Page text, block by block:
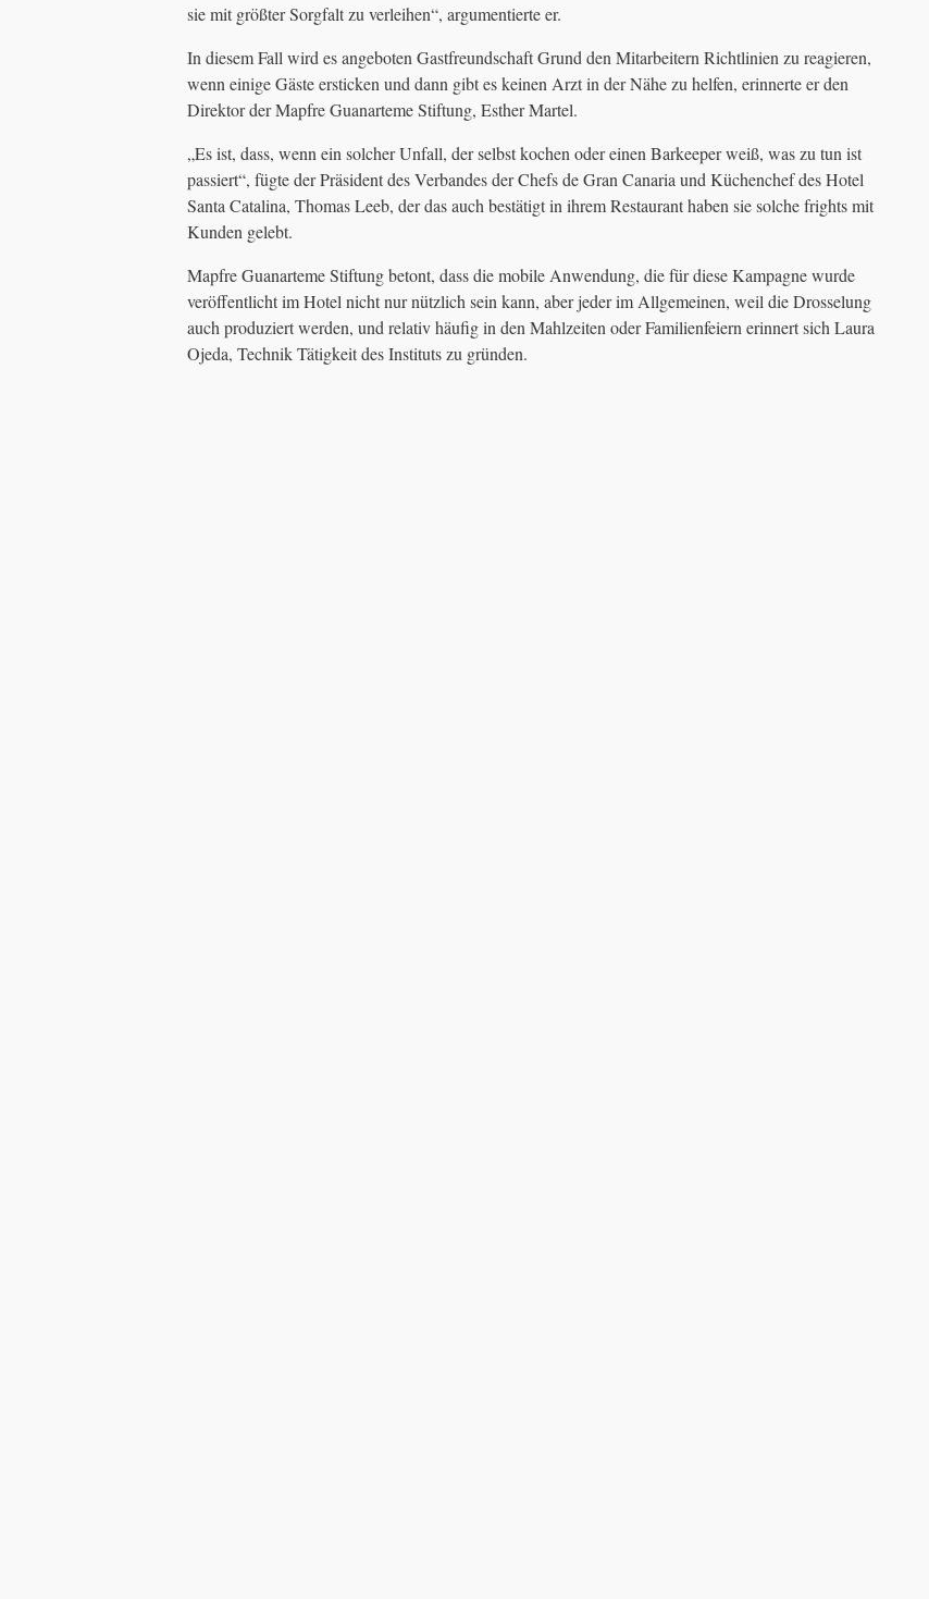
sie mit größter Sorgfalt zu verleihen“, argumentierte er.
In diesem Fall wird es angeboten Gastfreundschaft Grund den Mitarbeitern Richtlinien zu reagieren,
wenn einige Gäste ersticken und dann gibt es keinen Arzt in der Nähe zu helfen, erinnerte er den
Direktor der Mapfre Guanarteme Stiftung, Esther Martel.
„Es ist, dass, wenn ein solcher Unfall, der selbst kochen oder einen Barkeeper weiß, was zu tun ist
passiert“, fügte der Präsident des Verbandes der Chefs de Gran Canaria und Küchenchef des Hotel
Santa Catalina, Thomas Leeb, der das auch bestätigt in ihrem Restaurant haben sie solche frights mit
Kunden gelebt.
Mapfre Guanarteme Stiftung betont, dass die mobile Anwendung, die für diese Kampagne wurde
veröffentlicht im Hotel nicht nur nützlich sein kann, aber jeder im Allgemeinen, weil die Drosselung
auch produziert werden, und relativ häufig in den Mahlzeiten oder Familienfeiern erinnert sich Laura
Ojeda, Technik Tätigkeit des Instituts zu gründen.